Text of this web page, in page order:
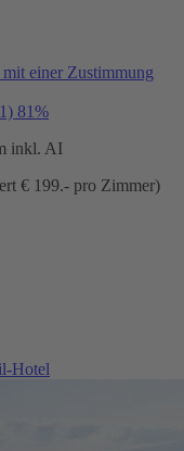
einer Zustimmung
81%
inkl. AI
€ 199.- pro Zimmer)
Hotel